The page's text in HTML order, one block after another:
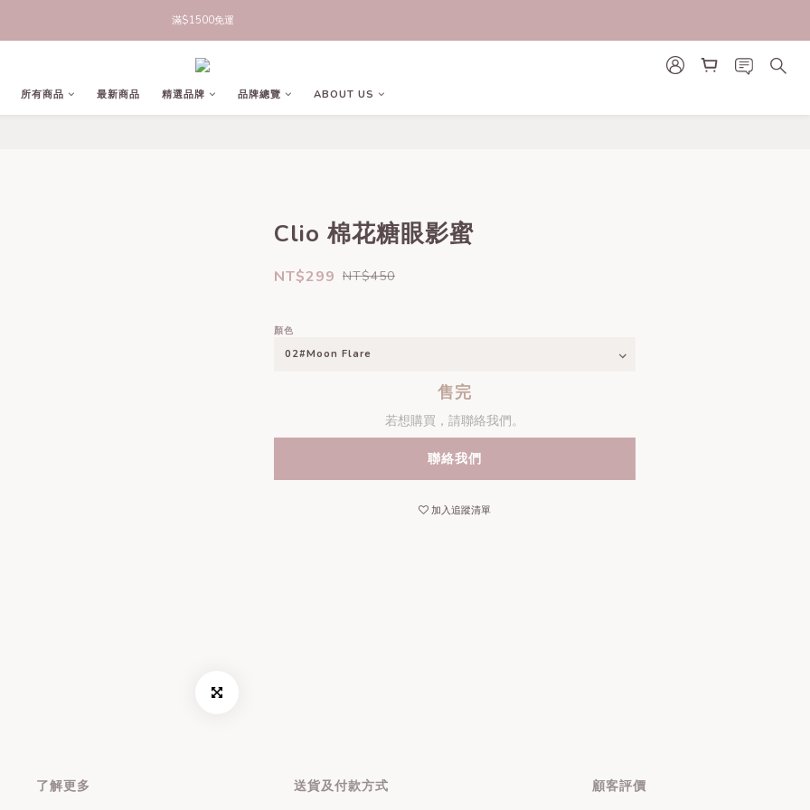
立即註冊官網會員，領50元商品折價券
滿$1500免運
立即註冊官網會員，領50元商品折價券
所有商品 最新商品 精選品牌 品牌總覽 ABOUT US
Clio 棉花糖眼影蜜
NT$299 NT$450
顏色
售完
若想購買，請聯絡我們。
聯絡我們
加入追蹤清單
了解更多 送貨及付款方式 顧客評價